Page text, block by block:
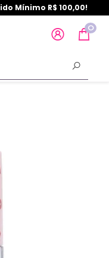
Mínimo R$ 100,00!
0